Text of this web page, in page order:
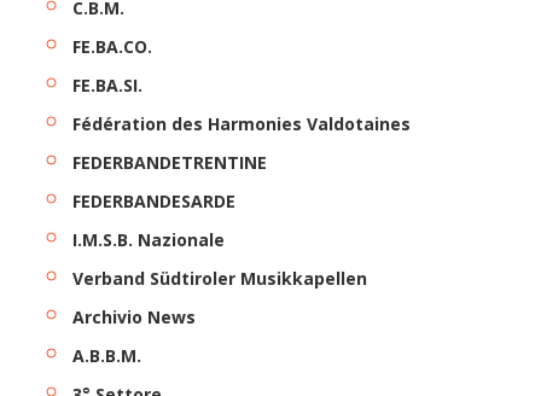
C.B.M.
FE.BA.CO.
FE.BA.SI.
Fédération des Harmonies Valdotaines
FEDERBANDETRENTINE
FEDERBANDESARDE
I.M.S.B. Nazionale
Verband Südtiroler Musikkapellen
Archivio News
A.B.B.M.